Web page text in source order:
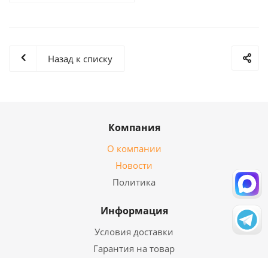
Назад к списку
Компания
О компании
Новости
Политика
Информация
Условия доставки
Гарантия на товар